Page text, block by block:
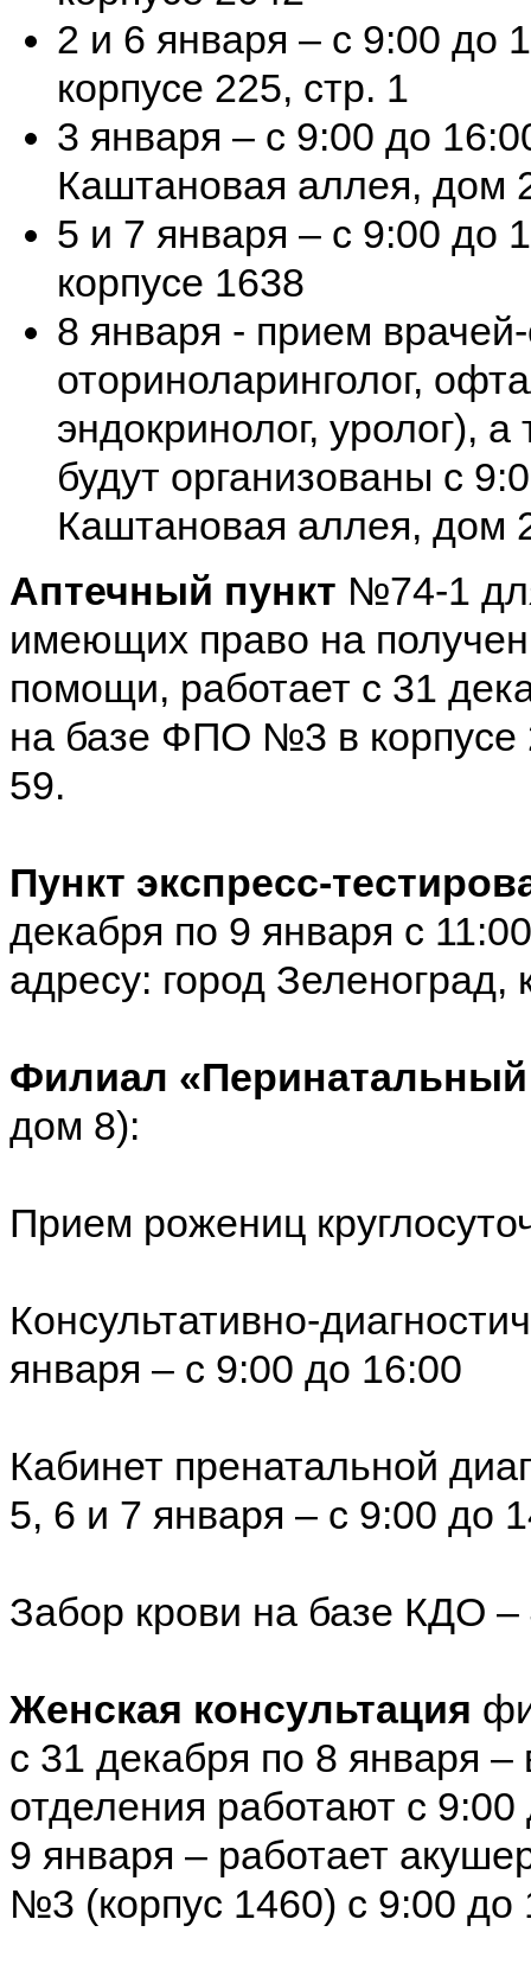
2 и 6 января – с 9:00
корпусе 225, стр. 1
3 января – с 9:00 до
Каштановая аллея, дом
5 и 7 января – с 9:00
корпусе 1638
8 января - прием
оториноларинголог,
эндокринолог, уролог),
будут организованы с
Каштановая аллея, дом
Аптечный пункт №74-1
имеющих право на
помощи, работает с 31
на базе ФПО №3 в корпусе
59.
Пункт экспресс-
декабря по 9 января с
адресу: город Зеленоград,
Филиал «Перинатальный
дом 8):
Прием рожениц
Консультативно-
января – с 9:00 до 16:00
Кабинет пренатальной
5, 6 и 7 января – с 9:00 до
Забор крови на базе КДО
Женская консультация
с 31 декабря по 8 января –
отделения работают с 9:00
9 января – работает
№3 (корпус 1460) с 9:00 до